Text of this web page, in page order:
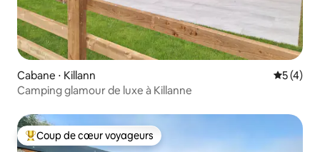
Cabane ⋅ Killann
5 (4)
Camping glamour de luxe à Killanne
Coups de cœur voyageurs les plus appréciés
Coup de cœur voyageurs